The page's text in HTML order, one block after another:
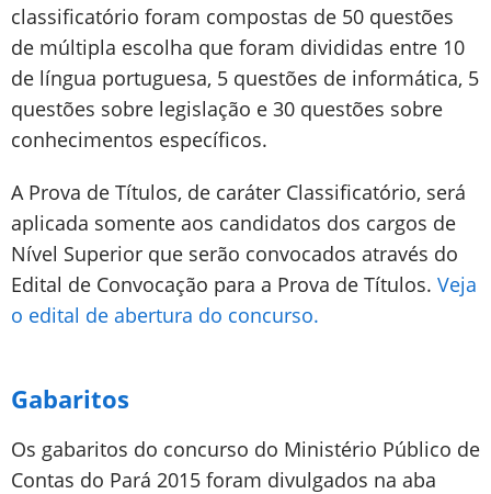
classificatório foram compostas de 50 questões
de múltipla escolha que foram divididas entre 10
de língua portuguesa, 5 questões de informática, 5
questões sobre legislação e 30 questões sobre
conhecimentos específicos.
A Prova de Títulos, de caráter Classificatório, será
aplicada somente aos candidatos dos cargos de
Nível Superior que serão convocados através do
Edital de Convocação para a Prova de Títulos. Veja
o edital de abertura do concurso.
Gabaritos
Os gabaritos do concurso do Ministério Público de
Contas do Pará 2015 foram divulgados na aba